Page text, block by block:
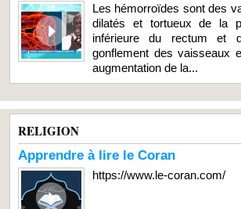
Les hémorroïdes sont des
dilatés et tortueux de la
inférieure du rectum
gonflement des vaisseaux
augmentation de la...
RELIGION
Apprendre à lire le Coran
https://www.le-coran.com/